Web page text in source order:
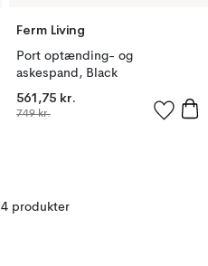
Ferm Living
Port optænding- og
askespand, Black
561,75 kr.
749 kr.
produkter